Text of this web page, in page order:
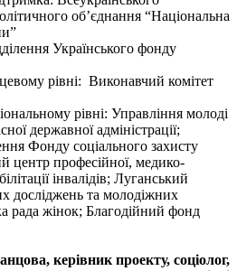
об’єднання “Національна
Українського фонду
рівні: Виконавчий комітет
рівні: Управління молоді
державної адміністрації;
Фонду соціального захисту
центр професійної, медико-
інвалідів; Луганський
досліджень та молодіжних
рада жінок; Благодійний фонд
керівник проекту, соціолог,